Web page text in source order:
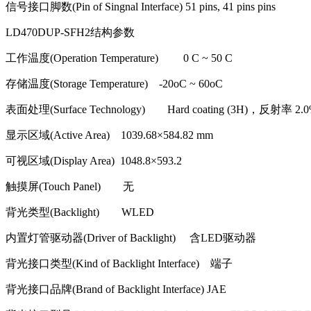
信号接口脚数(Pin of Singnal Interface) 51 pins, 41 pins pins
LD470DUP-SFH2结构参数
工作温度(Operation Temperature) 0 C ~ 50 C
存储温度(Storage Temperature) -20oC ~ 60oC
表面处理(Surface Technology) Hard coating (3H) ，反射率
显示区域(Active Area) 1039.68×584.82 mm
可视区域(Display Area) 1048.8×593.2
触摸屏(Touch Panel) 无
背光类型(Backlight) WLED
内置灯管驱动器(Driver of Backlight) 含LED驱动器
背光接口类型(Kind of Backlight Interface) 端子
背光接口品牌(Brand of Backlight Interface) JAE